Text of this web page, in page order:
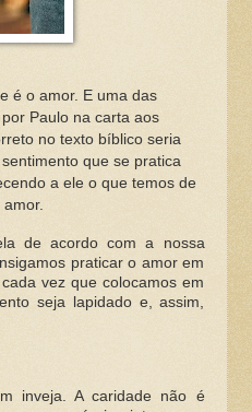
é o amor. E uma das
Paulo na carta aos
no texto bíblico seria
que se pratica
a ele o que temos de
de acordo com a nossa
praticar o amor em
vez que colocamos em
seja lapidado e, assim,
inveja. A caridade não é